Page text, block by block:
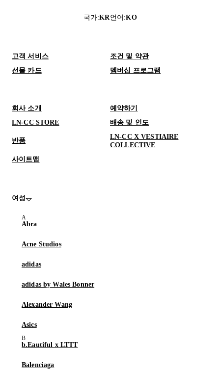
국가:KR 언어 :KO
고객 서비스
조건 및 약관
선물 카드
멤버십 프로그램
회사 소개
예약하기
LN-CC STORE
배송 및 인도
반품
LN-CC X VESTIAIRE
COLLECTIVE
사이트맵
여성
Abra
Acne Studios
adidas
adidas by Wales Bonner
Alexander Wang
Asics
b.Eautiful x LTTT
Balenciaga